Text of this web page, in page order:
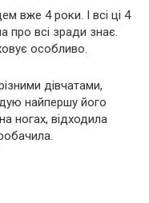
вже 4 роки. І всі ці 4
про всі зради знає.
особливо.
дівчатами,
найпершу його
ногах, відходила